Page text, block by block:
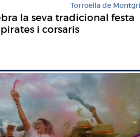
Torroella de Montgrí
la seva tradicional festa
i corsaris